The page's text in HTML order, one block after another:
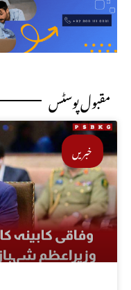
مقبول پوسٹس
خبریں